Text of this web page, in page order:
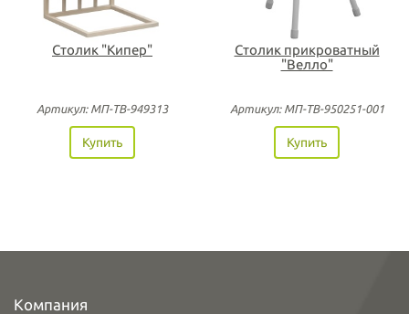
Столик "Кипер"
Артикул: МП-ТВ-949313
Купить
Столик прикроватный
"Велло"
Артикул: МП-ТВ-950251-001
Купить
Компания